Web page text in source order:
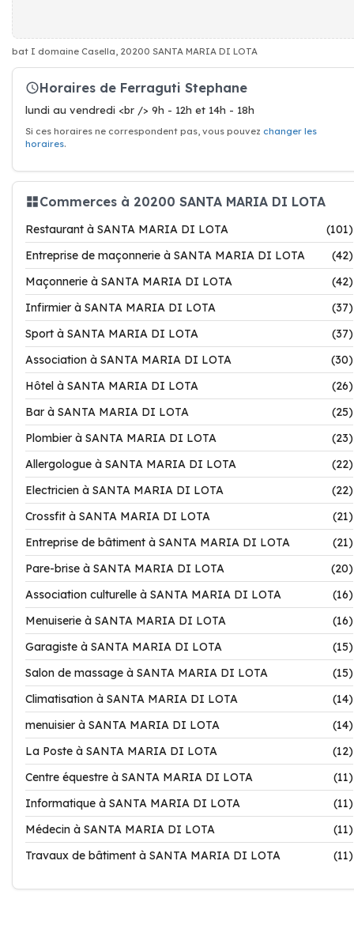
bat I domaine Casella, 20200 SANTA MARIA DI LOTA
Horaires de Ferraguti Stephane
lundi au vendredi <br /> 9h - 12h et 14h - 18h
Si ces horaires ne correspondent pas, vous pouvez changer les
horaires.
Commerces à 20200 SANTA MARIA DI LOTA
Restaurant à SANTA MARIA DI LOTA
(101)
Entreprise de maçonnerie à SANTA MARIA DI LOTA
(42)
Maçonnerie à SANTA MARIA DI LOTA
(42)
Infirmier à SANTA MARIA DI LOTA
(37)
Sport à SANTA MARIA DI LOTA
(37)
Association à SANTA MARIA DI LOTA
(30)
Hôtel à SANTA MARIA DI LOTA
(26)
Bar à SANTA MARIA DI LOTA
(25)
Plombier à SANTA MARIA DI LOTA
(23)
Allergologue à SANTA MARIA DI LOTA
(22)
Electricien à SANTA MARIA DI LOTA
(22)
Crossfit à SANTA MARIA DI LOTA
(21)
Entreprise de bâtiment à SANTA MARIA DI LOTA
(21)
Pare-brise à SANTA MARIA DI LOTA
(20)
Association culturelle à SANTA MARIA DI LOTA
(16)
Menuiserie à SANTA MARIA DI LOTA
(16)
Garagiste à SANTA MARIA DI LOTA
(15)
Salon de massage à SANTA MARIA DI LOTA
(15)
Climatisation à SANTA MARIA DI LOTA
(14)
menuisier à SANTA MARIA DI LOTA
(14)
La Poste à SANTA MARIA DI LOTA
(12)
Centre équestre à SANTA MARIA DI LOTA
(11)
Informatique à SANTA MARIA DI LOTA
(11)
Médecin à SANTA MARIA DI LOTA
(11)
Travaux de bâtiment à SANTA MARIA DI LOTA
(11)